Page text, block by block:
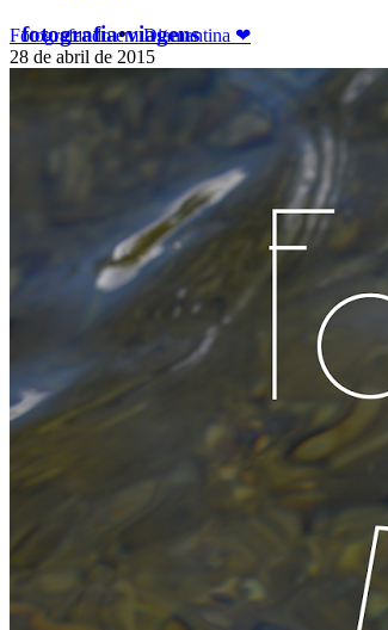
fotografia•viagens
Fotografando em Diamantina ❤
28 de abril de 2015